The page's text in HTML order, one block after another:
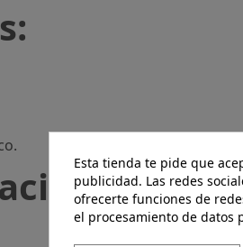
Esta tienda te pide que
publicidad. Las redes
ofrecerte funciones de
el procesamiento de datos